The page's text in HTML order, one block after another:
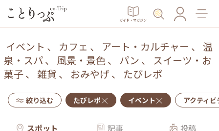
ガイド・マガジン
イベント 、 カフェ 、 アート・カルチャー 、 温
泉・スパ、 風景・景色、 パン 、 スイーツ・お
菓子、 雑貨 、 おみやげ 、 たびレポ
絞り込む たびレポ イベント アクティ
スポット 記事 投稿